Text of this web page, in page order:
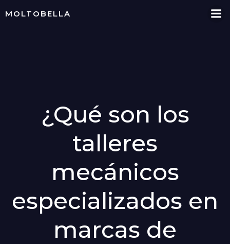
MOLTOBELLA
¿Qué son los
talleres
mecánicos
especializados en
marcas de